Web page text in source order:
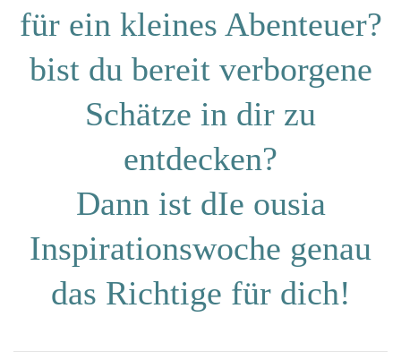
für ein kleines Abenteuer?
bist du bereit verborgene
Schätze in dir zu
entdecken?
Dann ist dIe ousia
Inspirationswoche genau
das Richtige für dich!